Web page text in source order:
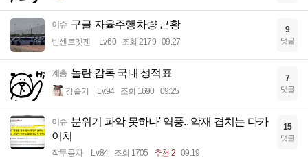
이슈 구글 자율주행차량 근황
빈센트멧젠 Lv.60 조회 2179 09:27
9
댓글
계층 놀란 감독 국내 성적표
강슬기 Lv.94 조회 1690 09:25
7
댓글
이슈 분위기 파악 못하나' 역풍.. 악재 겹치는 다카
이치
작두콩차 Lv.84 조회 1705 추천 2 09:19
15
댓글